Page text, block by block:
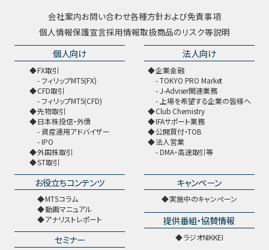
会社案内お問い合わせ各種方針および免責事項
個人情報保護宣言採用情報取扱商品のリスク等説明
個人向け
FX取引
フィリップMT5(FX)
CFD取引
フィリップMT5(CFD)
先物取引
日本株投信・外債
資産運用アドバイザー
IPO
外国株取引
ST取引
法人向け
企業金融
TOKYO PRO Market
J-Adviser関連業務
上場を希望する企業の皆様へ
Club Chemistry
IFAサポート業務
公開買付・TOB
法人営業
DMA・高速取引等
お役立ちコンテンツ
MT5コラム
動画マニュアル
アナリストレポート
セミナー
キャンペーン
実施中のキャンペーン
提供番組・協賛情報
ラジオNIKKEI